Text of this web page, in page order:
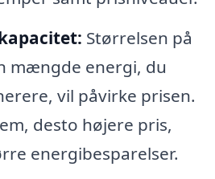
Størrelsen på
mængde energi, du
vil påvirke prisen.
desto højere pris,
energibesparelser.